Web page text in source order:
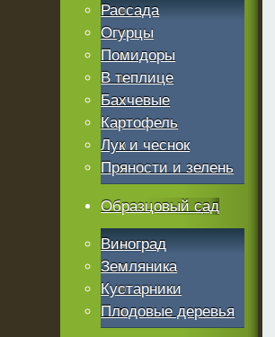
Рассада
Огурцы
Помидоры
В теплице
Бахчевые
Картофель
Лук и чеснок
Пряности и зелень
Образцовый сад
Виноград
Земляника
Кустарники
Плодовые деревья